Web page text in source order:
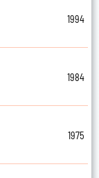
1994
1984
1975